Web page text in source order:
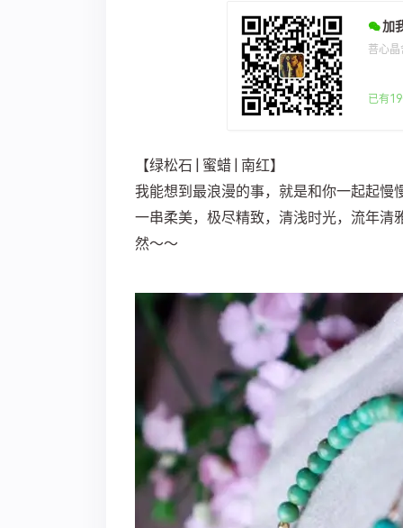
加
菩心
已有
【绿松石 | 蜜蜡 | 南红】
我能想到最浪漫的事，就是和你一起起慢
一串柔美，极尽精致，清浅时光，流年
然～～